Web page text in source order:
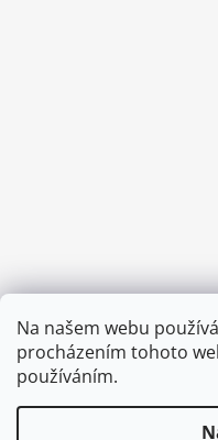
Na našem webu
procházením tohoto
používáním.
Provozní doba:
8.00 - 15.00 hod